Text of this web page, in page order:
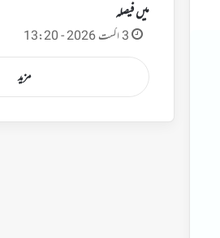
میں فیصلہ
3 اگست 2026 - 13:20
مزید